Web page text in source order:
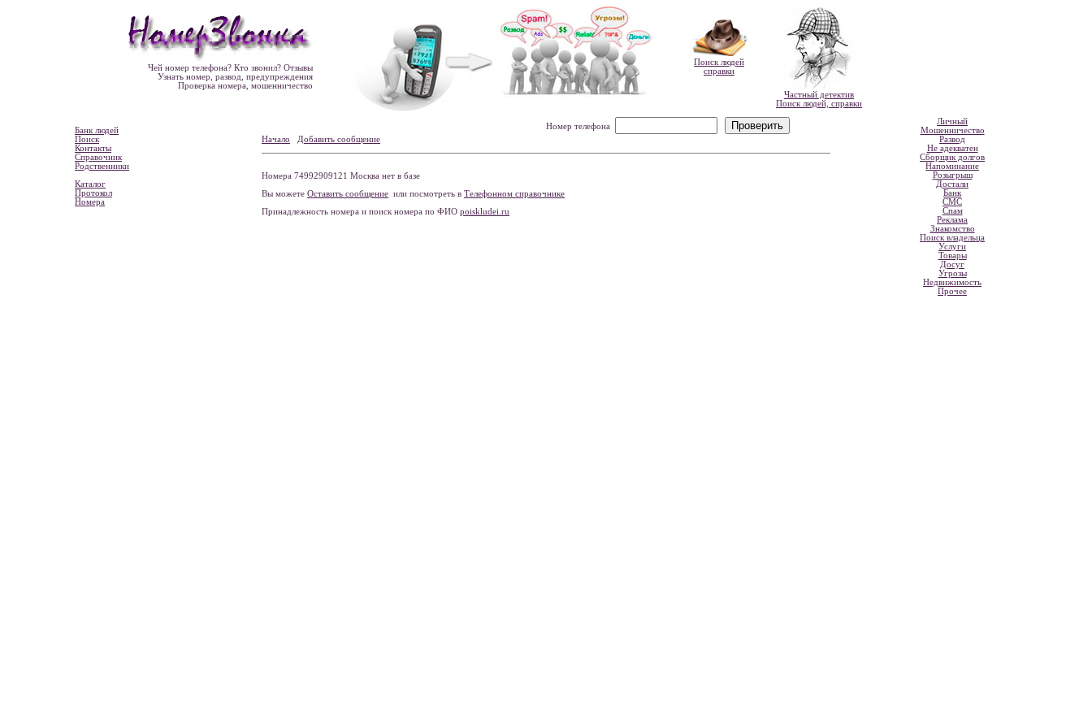
Чей номер телефона? Кто звонил? Отзывы
Узнать номер, развод, предупреждения
Проверка номера, мошенничество
Поиск людей
справки
Частный детектив
Поиск людей, справки
Банк людей
Поиск
Контакты
Справочник
Родственники
Каталог
Протокол
Номера
Номер телефона
Начало
Добавить сообщение
Номера 74992909121 Москва нет в базе
Вы можете Оставить сообщение или посмотреть в Телефонном справочнике
Принадлежность номера и поиск номера по ФИО poiskludei.ru
Личный
Мошенничество
Развод
Не адекватен
Сборщик долгов
Напоминание
Розыгрыш
Достали
Банк
СМС
Спам
Реклама
Знакомство
Поиск владельца
Услуги
Товары
Досуг
Угрозы
Недвижимость
Прочее